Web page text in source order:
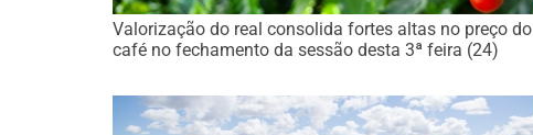
Valorização do real consolida fortes altas no preço do
café no fechamento da sessão desta 3ª feira (24)